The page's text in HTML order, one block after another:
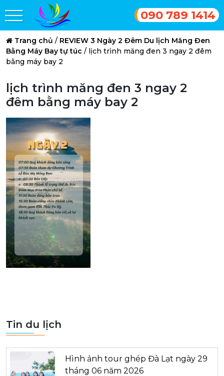
090 789 1414
Trang chủ / REVIEW 3 Ngày 2 Đêm Du lịch Măng Đen
Bằng Máy Bay tự túc / lịch trình măng đen 3 ngay 2 đêm
bằng máy bay 2
lịch trình măng đen 3 ngay 2
đêm bằng máy bay 2
Tin du lịch
Hình ảnh tour ghép Đà Lạt ngày 29
tháng 06 năm 2026